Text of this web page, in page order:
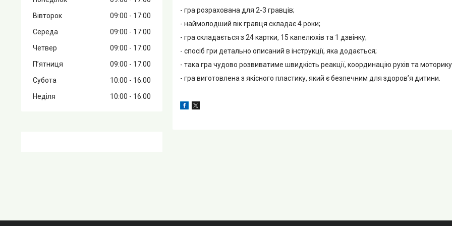
- гра розрахована для 2-3 гравців;
- наймолодший вік гравця складає 4 роки;
- гра складається з 24 картки, 15 капелюхів та 1 дзвінку;
- спосіб гри детально описаний в інструкції, яка додається;
- така гра чудово розвиватиме швидкість реакції, координацію рухів та
- гра виготовлена з якісного пластику, який є безпечним для здоров’я дитини.
Вівторок
09:00
17:00
Середа
09:00
17:00
Четвер
09:00
17:00
Пʼятниця
09:00
17:00
Субота
10:00
16:00
Неділя
10:00 16:00